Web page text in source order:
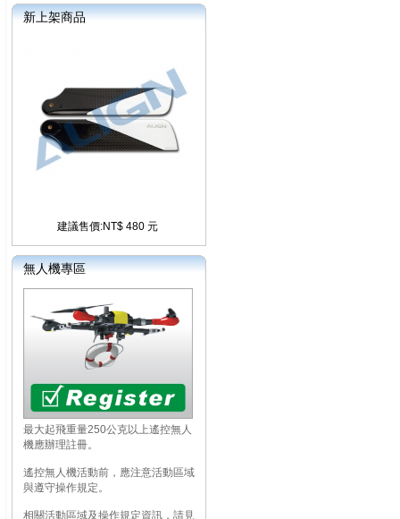
新上架商品
建議售價:NT$ 480 元
無人機專區
最大起飛重量250公克以上遙控無人
機應辦理註冊。
遙控無人機活動前，應注意活動區域
與遵守操作規定。
相關活動區域及操作規定資訊，請見